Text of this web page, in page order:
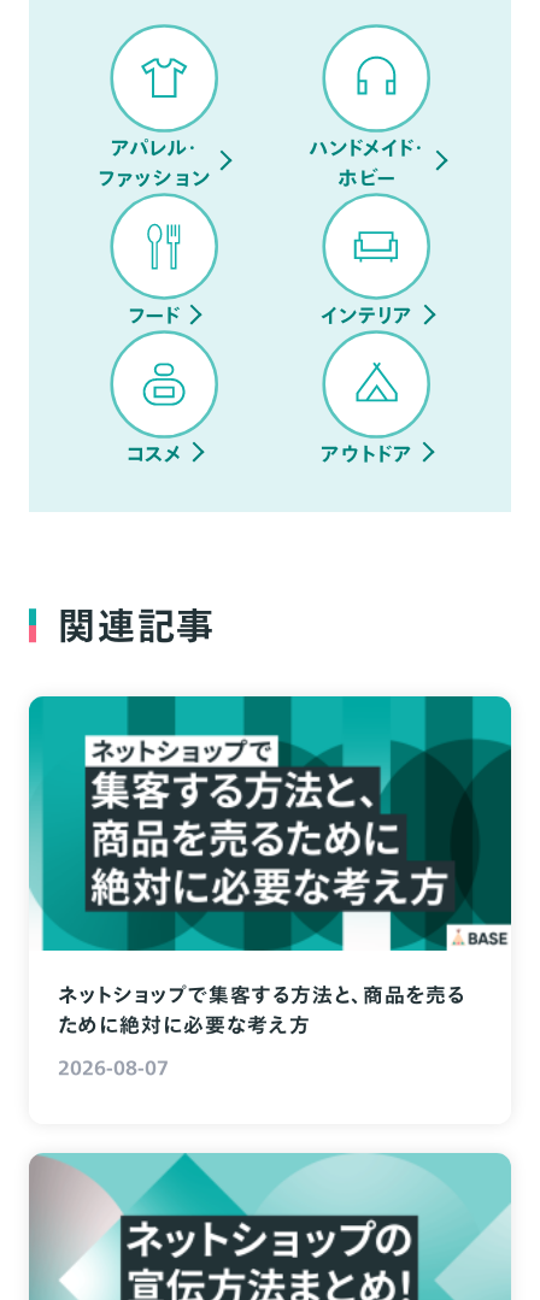
アパレル・
ファッション
ハンドメイド・
ホビー
フード インテリア
コスメ アウトドア
関連記事
ネットショップで集客する方法と、商品を売る
ために絶対に必要な考え方
2026-08-07